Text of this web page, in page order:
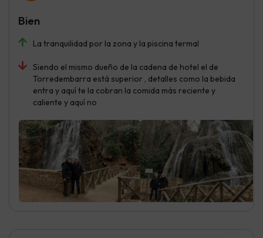
La tranquilidad por la zona y la piscina termal
Siendo el mismo dueño de la cadena de hotel el de
Torredembarra está superior , detalles como la bebida
entra y aquí te la cobran la comida más reciente y
caliente y aquí no
Bien